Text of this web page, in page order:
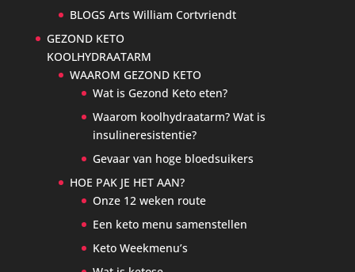
BLOGS Arts William Cortvriendt
GEZOND KETO
KOOLHYDRAATARM
WAAROM GEZOND KETO
Wat is Gezond Keto eten?
Waarom koolhydraatarm? Wat is
insulineresistentie?
Gevaar van hoge bloedsuikers
HOE PAK JE HET AAN?
Onze 12 weken route
Een keto menu samenstellen
Keto Weekmenu’s